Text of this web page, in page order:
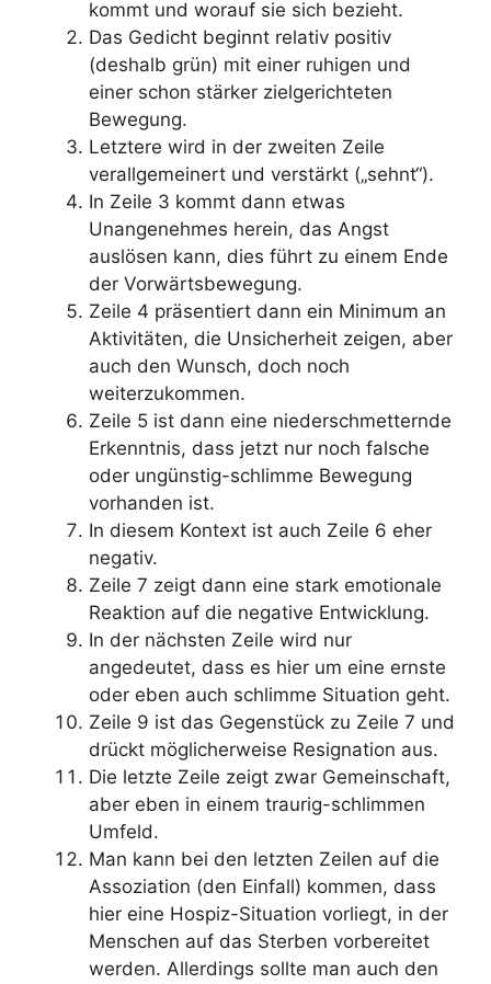
kommt und worauf sie sich bezieht.
Das Gedicht beginnt relativ positiv
(deshalb grün) mit einer ruhigen und
einer schon stärker zielgerichteten
Bewegung.
Letztere wird in der zweiten Zeile
verallgemeinert und verstärkt („sehnt“).
In Zeile 3 kommt dann etwas
Unangenehmes herein, das Angst
auslösen kann, dies führt zu einem Ende
der Vorwärtsbewegung.
Zeile 4 präsentiert dann ein Minimum an
Aktivitäten, die Unsicherheit zeigen, aber
auch den Wunsch, doch noch
weiterzukommen.
Zeile 5 ist dann eine niederschmetternde
Erkenntnis, dass jetzt nur noch falsche
oder ungünstig-schlimme Bewegung
vorhanden ist.
In diesem Kontext ist auch Zeile 6 eher
negativ.
Zeile 7 zeigt dann eine stark emotionale
Reaktion auf die negative Entwicklung.
In der nächsten Zeile wird nur
angedeutet, dass es hier um eine ernste
oder eben auch schlimme Situation geht.
Zeile 9 ist das Gegenstück zu Zeile 7 und
drückt möglicherweise Resignation aus.
Die letzte Zeile zeigt zwar Gemeinschaft,
aber eben in einem traurig-schlimmen
Umfeld.
Man kann bei den letzten Zeilen auf die
Assoziation (den Einfall) kommen, dass
hier eine Hospiz-Situation vorliegt, in der
Menschen auf das Sterben vorbereitet
werden. Allerdings sollte man auch den